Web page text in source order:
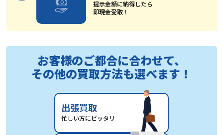
提示金額に納得したら
即現金受取！
お客様のご都合に合わせて、
その他の買取方法も選べます！
出張買取
忙しい方にピッタリ